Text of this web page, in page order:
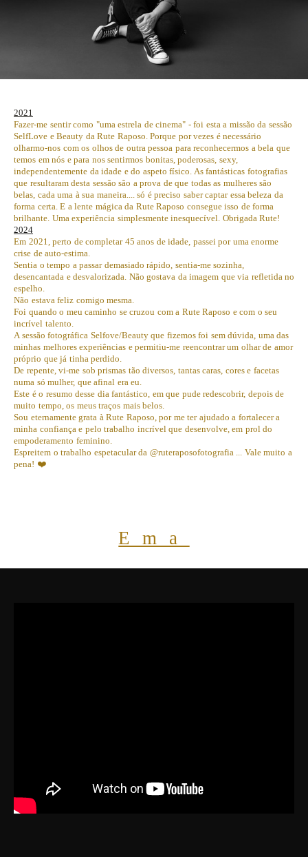
2021
Fazer-me sentir como "uma estrela de cinema" - foi esta a missão da sessão
SelfLove e Beauty da Rute Raposo. Porque por vezes é necessário
olharmo-nos com os olhos de outra pessoa para reconhecermos a bela que
temos em nós e para nos sentirmos bonitas, poderosas, sexy,
independentemente da idade e do aspeto físico. As fantásticas fotografias
que resultaram desta sessão são a prova de que todas as mulheres são
belas, cada uma à sua maneira.... só é preciso saber captar essa beleza da
forma certa. E a lente mágica da Rute Raposo consegue isso de forma
brilhante. Uma experiência simplesmente inesquecível. Obrigada Rute!
2024
Em 2021, perto de completar 45 anos de idade, passei por uma enorme
crise de auto-estima.
Sentia o tempo a passar demasiado rápido, sentia-me sozinha,
desencantada e desvalorizada. Não gostava da imagem que via refletida no
espelho.
Não estava feliz comigo mesma.
Foi quando o meu caminho se cruzou com a Rute Raposo e com o seu
incrível talento.
A sessão fotográfica Selfove/Beauty que fizemos foi sem dúvida, uma das
minhas melhores experiências e permitiu-me reencontrar um olhar de amor
próprio que já tinha perdido.
De repente, vi-me sob prismas tão diversos, tantas caras, cores e facetas
numa só mulher, que afinal era eu.
Este é o resumo desse dia fantástico, em que pude redescobrir, depois de
muito tempo, os meus traços mais belos.
Sou eternamente grata à Rute Raposo, por me ter ajudado a fortalecer a
minha confiança e pelo trabalho incrível que desenvolve, em prol do
empoderamento feminino.
Espreitem o trabalho espetacular da @ruteraposofotografia ... Vale muito a
pena! ❤️
Ema